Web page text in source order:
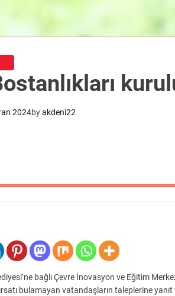
2024byakdeni22
bağlı Çevre İnovasyon ve Eğitim
bulamayan vatandaşların taleplerine